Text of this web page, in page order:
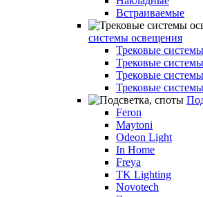
Встраиваемые
системы освещения
Трековые
Трековые
Трековые
Трековые
Feron
Maytoni
Odeon Light
In Home
Freya
TK Lighting
Novotech